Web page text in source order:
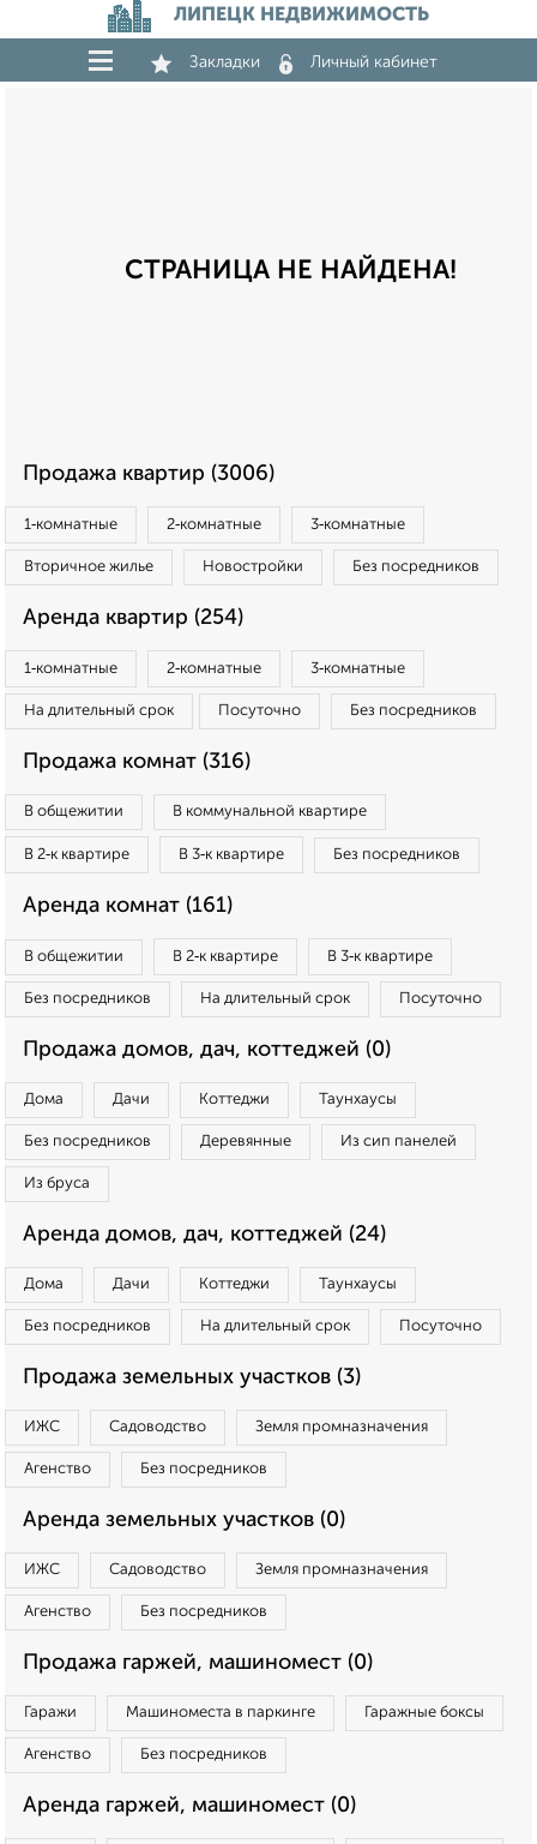
ЛИПЕЦК НЕДВИЖИМОСТЬ
Закладки Личный кабинет
СТРАНИЦА НЕ НАЙДЕНА!
Продажа квартир (3006)
1‑комнатные 2‑комнатные 3‑комнатные
Вторичное жилье Новостройки Без посредников
Аренда квартир (254)
1‑комнатные 2‑комнатные 3‑комнатные
На длительный срок Посуточно Без посредников
Продажа комнат (316)
В общежитии В коммунальной квартире
В 2‑к квартире В 3‑к квартире Без посредников
Аренда комнат (161)
В общежитии В 2‑к квартире В 3‑к квартире
Без посредников На длительный срок Посуточно
Продажа домов, дач, коттеджей (0)
Дома Дачи Коттеджи Таунхаусы
Без посредников Деревянные Из сип панелей
Из бруса
Аренда домов, дач, коттеджей (24)
Дома Дачи Коттеджи Таунхаусы
Без посредников На длительный срок Посуточно
Продажа земельных участков (3)
ИЖС Садоводство Земля промназначения
Агенство Без посредников
Аренда земельных участков (0)
ИЖС Садоводство Земля промназначения
Агенство Без посредников
Продажа гаржей, машиномест (0)
Гаражи Машиноместа в паркинге Гаражные боксы
Агенство Без посредников
Аренда гаржей, машиномест (0)